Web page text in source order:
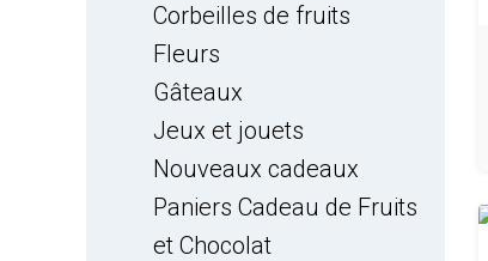
Corbeilles de fruits
Fleurs
Gâteaux
Jeux et jouets
Nouveaux cadeaux
Paniers Cadeau de Fruits
et Chocolat